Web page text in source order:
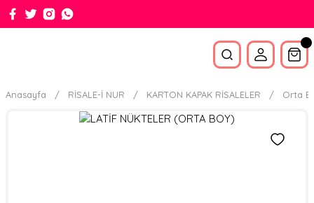
Anasayfa RİSALE-İ NUR KARTON KAPAK RİSALELER Orta